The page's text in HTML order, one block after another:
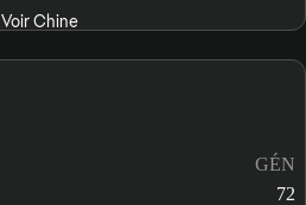
Voir Chine
GÉN
72